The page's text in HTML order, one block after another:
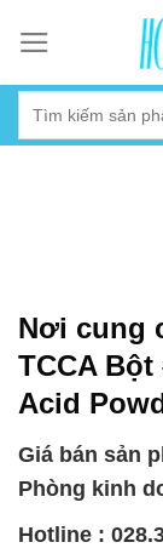
content
Nơi cung
TCCA
Acid
Giá bán sản
Phòng kinh
Hotline :